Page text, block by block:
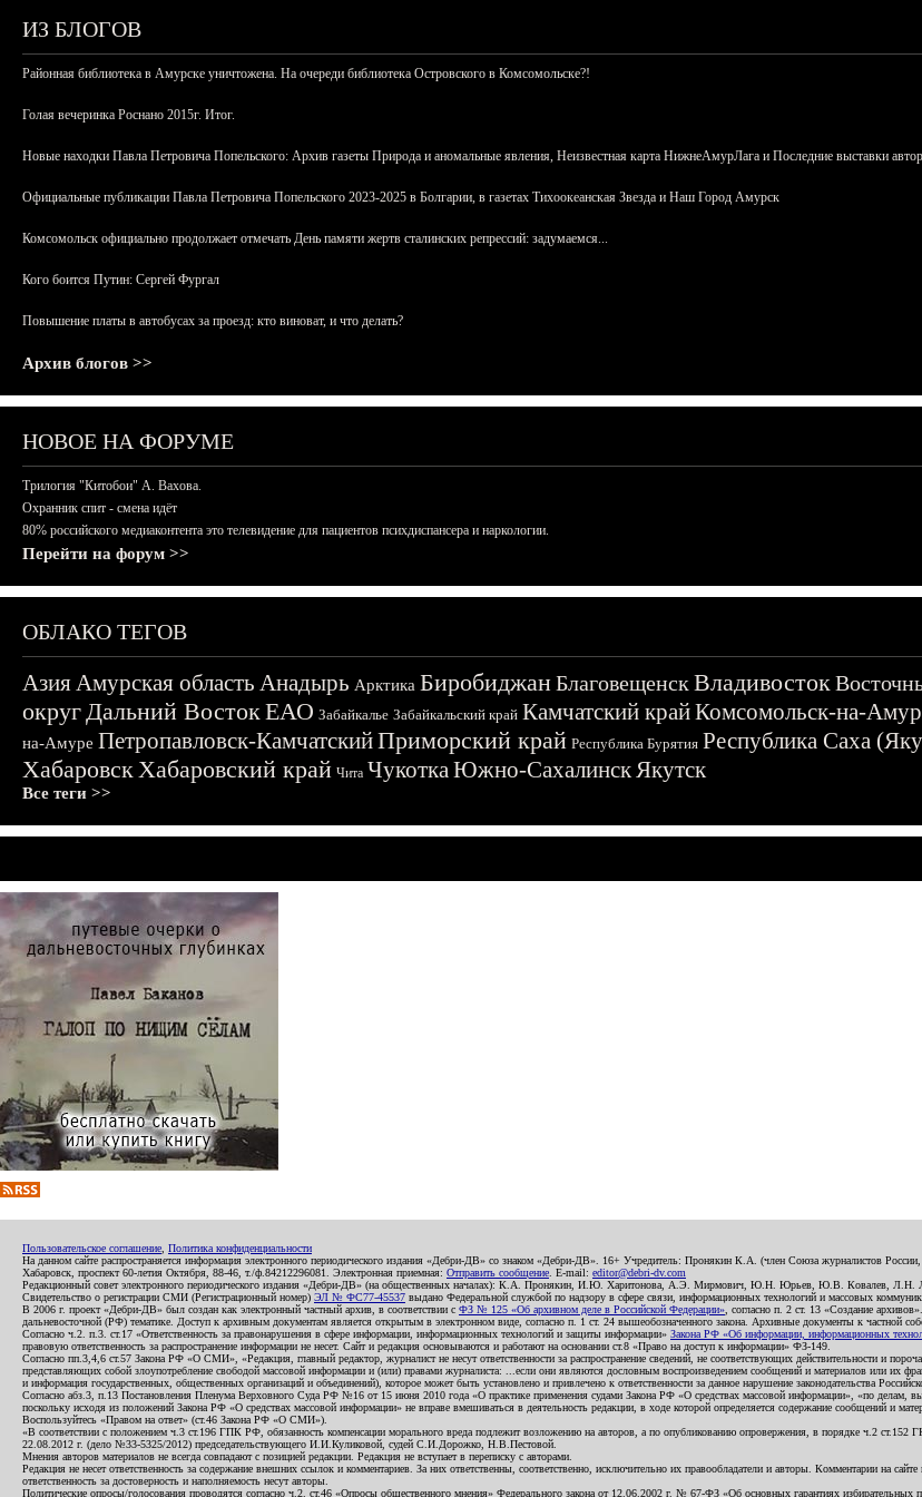
ИЗ БЛОГОВ
Районная библиотека в Амурске уничтожена. На очереди библиотека Островского в Комсомольске?!
Голая вечеринка Роснано 2015г. Итог.
Новые находки Павла Петровича Попельского: Архив газеты Природа и аномальные явления, Неизвестная карта НижнеАмурЛага и Последние выставки
Официальные публикации Павла Петровича Попельского 2023-2025 в Болгарии, в газетах Тихоокеанская Звезда и Наш Город Амурск
Комсомольск официально продолжает отмечать День памяти жертв сталинских репрессий: задумаемся...
Кого боится Путин: Сергей Фургал
Повышение платы в автобусах за проезд: кто виноват, и что делать?
Архив блогов >>
НОВОЕ НА ФОРУМЕ
Трилогия "Китобои" А. Вахова.
Охранник спит - смена идёт
80% российского медиаконтента это телевидение для пациентов психдиспансера и наркологии.
Перейти на форум >>
ОБЛАКО ТЕГОВ
АзияАмурская область Анадырь Арктика БиробиджанБлаговещенскВладивосток
округДальний ВостокЕАО Забайкалье Забайкальский край Камчатский крайКомсомольск-на-
на-Амуре Петропавловск-КамчатскийПриморский край Республика Бурятия Республика Саха
ХабаровскХабаровский край Чита ЧукоткаЮжно-СахалинскЯкутск
Все теги >>
Пользовательское соглашение Политика конфиденциальности
На данном сайте распространяется информация электронного периодического издания «Дебри-ДВ» со знаком «Дебри-ДВ». 16+ Учредитель: Пронякин К.А. (член Союза журналистов
Хабаровск, проспект 60-летия Октября, 88-46, т./ф.84212296081. Электронная приемная: Отправить сообщение . E-mail: editor@debri-dv.com
Редакционный совет электронного периодического издания «Дебри-ДВ» (на общественных началах): К.А. Пронякин, И.Ю. Харитонова, А.Э. Мирмович, Ю.Н. Юрьев, Ю.В.
Свидетельство о регистрации СМИ (Регистрационный номер) ЭЛ № ФС77-45537 выдано Федеральной службой по надзору в сфере связи, информационных технологий и массовых
В 2006 г. проект «Дебри-ДВ» был создан как электронный частный архив, в соответствии с ФЗ № 125 «Об архивном деле в Российской Федерации» , согласно п. 2 ст. 13 «Создание
дальневосточной (РФ) тематике. Доступ к архивным документам является открытым в электронном виде, согласно п. 1 ст. 24 вышеобозначенного закона. Архивные документы к частной
Согласно ч.2. п.3. ст.17 «Ответственность за правонарушения в сфере информации, информационных технологий и защиты информации» Закона РФ «Об информации, информационных
правовую ответственность за распространение информации не несет. Сайт и редакция основываются и работают на основании ст.8 «Право на доступ к информации» ФЗ-149.
Согласно пп.3,4,6 ст.57 Закона РФ «О СМИ», «Редакция, главный редактор, журналист не несут ответственности за распространение сведений, не соответствующих действительности и
представляющих собой злоупотребление свободой массовой информации и (или) правами журналиста: ...если они являются дословным воспроизведением сообщений и материалов или их
и информация государственных, общественных организаций и объединений), которое может быть установлено и привлечено к ответственности за данное нарушение законодательства
Согласно абз.3, п.13 Постановления Пленума Верховного Суда РФ №16 от 15 июня 2010 года «О практике применения судами Закона РФ «О средствах массовой информации», «по делам,
поскольку исходя из положений Закона РФ «О средствах массовой информации» не вправе вмешиваться в деятельность редакции, в ходе которой определяется содержание сообщений и
Воспользуйтесь «Правом на ответ» (ст.46 Закона РФ «О СМИ»).
«В соответствии с положением ч.3 ст.196 ГПК РФ, обязанность компенсации морального вреда подлежит возложению на авторов, а по опубликованию опровержения, в порядке ч.2 ст.152
22.08.2012 г. (дело №33-5325/2012) председательствующего И.И.Куликовой, судей С.И.Дорожко, Н.В.Пестовой.
Мнения авторов материалов не всегда совпадают с позицией редакции. Редакция не вступает в переписку с авторами.
Редакция не несет ответственность за содержание внешних ссылок и комментариев. За них ответственны, соответственно, исключительно их правообладатели и авторы. Комментарии на
ответственность за достоверность и наполняемость несут авторы.
Политические опросы/голосования проводятся согласно ч.2. ст.46 «Опросы общественного мнения» Федерального закона от 12.06.2002 г. № 67-ФЗ «Об основных гарантиях избирательных